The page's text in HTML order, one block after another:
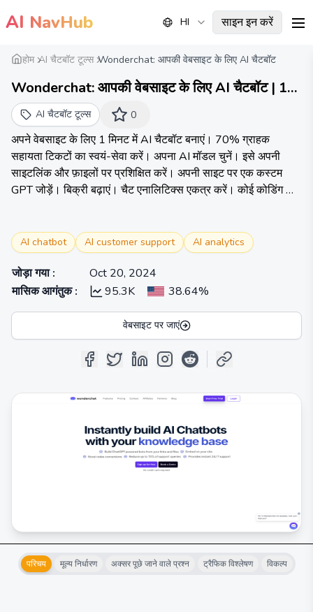
AI NavHub HI साइन इन करें
होम AI चैटबॉट टूल्स Wonderchat: आपकी वेबसाइट के लिए AI चैटबॉट
Wonderchat: आपकी वेबसाइट के लिए AI चैटबॉट | 1
मिनट में कस्टम GPT
AI चैटबॉट टूल्स 0
अपने वेबसाइट के लिए 1 मिनट में AI चैटबॉट बनाएं। 70% ग्राहक
सहायता टिकटों का स्वयं-सेवा करें। अपना AI मॉडल चुनें। इसे अपनी
साइटलिंक और फ़ाइलों पर प्रशिक्षित करें। अपनी साइट पर एक कस्टम
GPT जोड़ें। बिक्री बढ़ाएं। चैट एनालिटिक्स एकत्र करें। कोई कोडिंग की
AI chatbot AI customer support AI analytics
जोड़ा गया:
Oct 20, 2024
मासिक आगंतुक: 95.3K 38.64%
वेबसाइट पर जाएं
परिचय मूल्य निर्धारण अक्सर पूछे जाने वाले प्रश्न ट्रैफिक विश्लेषण विकल्प